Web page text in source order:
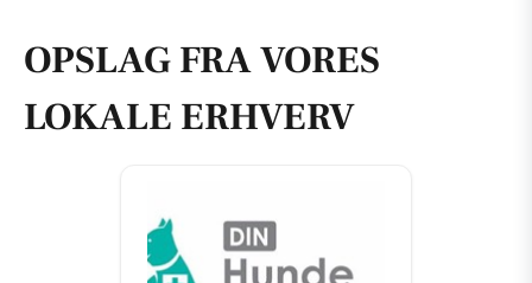
OPSLAG FRA VORES
LOKALE ERHVERV